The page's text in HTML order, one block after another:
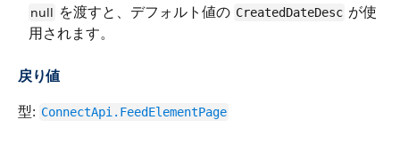
null を渡すと、デフォルト値の CreatedDateDesc が使
用されます。
戻り値
型: ConnectApi.FeedElementPage